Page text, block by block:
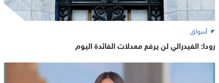
أسواق
رودا: الفيدرالي لن يرفع معدلات الفائدة اليوم